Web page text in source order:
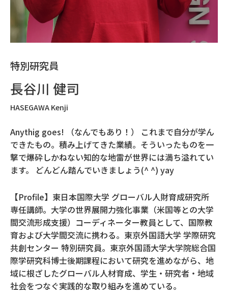
特別研究員
長谷川 健司
HASEGAWA Kenji
Anythig goes! （なんでもあり！） これまで自分が学ん
できたもの。積み上げてきた業績。そういったものを一
撃で爆砕しかねない知的な地雷が世界には満ち溢れてい
ます。 どんどん踏んでいきましょう(^ ^) yay
【Profile】東日本国際大学 グローバル人財育成研究所
専任講師。大学の世界展開力強化事業（米国等との大学
間交流形成支援）コーディネーター教員として、国際教
育および大学間交流に携わる。東京外国語大学 学際研究
共創センター 特別研究員。東京外国語大学大学院総合国
際学研究科博士後期課程において研究を進めながら、地
域に根ざしたグローバル人材育成、学生・研究者・地域
社会をつなぐ実践的な取り組みを進めている。